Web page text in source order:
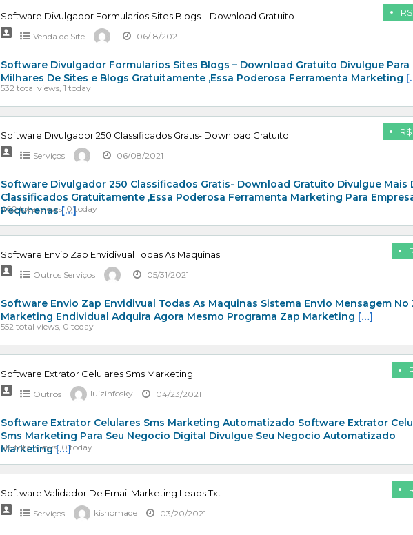
Software Divulgador Formularios Sites Blogs – Download Gratuito
Venda de Site 06/18/2021
Software Divulgador Formularios Sites Blogs – Download Gratuito Divulgue Para
Milhares De Sites e Blogs Gratuitamente ,Essa Poderosa Ferramenta Marketing
532 total views, 1 today
Software Divulgador 250 Classificados Gratis- Download Gratuito
Serviços 06/08/2021
Software Divulgador 250 Classificados Gratis- Download Gratuito Divulgue Mais
Classificados Gratuitamente ,Essa Poderosa Ferramenta Marketing Para
Pequnenas[…]
460 total views, 0 today
Software Envio Zap Envidivual Todas As Maquinas
Outros Serviços 05/31/2021
Software Envio Zap Envidivual Todas As Maquinas Sistema Envio Mensagem No
Marketing Endividual Adquira Agora Mesmo Programa Zap Marketing […]
552 total views, 0 today
Software Extrator Celulares Sms Marketing
Outros luizinfosky 04/23/2021
Software Extrator Celulares Sms Marketing Automatizado Software Extrator
Sms Marketing Para Seu Negocio Digital Divulgue Seu Negocio Automatizado
Marketing[…]
516 total views, 0 today
Software Validador De Email Marketing Leads Txt
Serviços kisnomade 03/20/2021